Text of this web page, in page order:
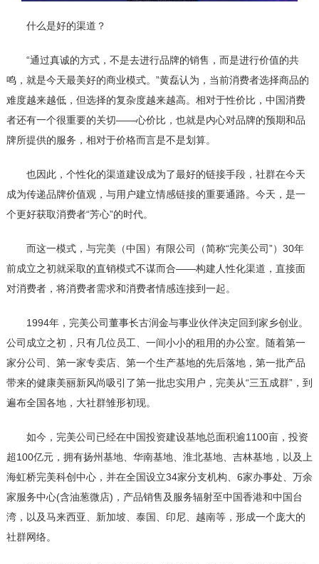
什么是好的渠道？
“通过真诚的方式，不是去进行品牌的销售，而是进行价值的共
鸣，就是今天最美好的商业模式。”黄磊认为，当前消费者选择商品的
难度越来越低，但选择的复杂度越来越高。相对于性价比，中国消费
者还有一个很重要的关切——心价比，也就是内心对品牌的预期和品
牌所提供的服务，相对于价格而言是不是划算。
也因此，个性化的渠道建设成为了最好的链接手段，社群在今天
成为传递品牌价值观，与用户建立情感链接的重要通路。今天，是一
个更好获取消费者“芳心”的时代。
而这一模式，与完美（中国）有限公司（简称“完美公司”）30年
前成立之初就采取的直销模式不谋而合——构建人性化渠道，直接面
对消费者，将消费者需求和消费者情感连接到一起。
1994年，完美公司董事长古润金与事业伙伴决定回到家乡创业。
公司成立之初，只有几位员工、一间小小的租用的办公室。随着第一
家分公司、第一家专卖店、第一个生产基地的先后落地，第一批产品
带来的健康美丽新风尚吸引了第一批忠实用户，完美从“三五成群”，到
遍布全国各地，大社群雏形初现。
如今，完美公司已经在中国投资建设基地总面积逾1100亩，投资
超100亿元，拥有扬州基地、华南基地、淮北基地、吉林基地，以及上
海虹桥完美科创中心，并在全国设立34家分支机构、6家办事处、万余
家服务中心(含油葱微店)，产品销售及服务辐射至中国香港和中国台
湾，以及马来西亚、新加坡、泰国、印尼、越南等，形成一个庞大的
社群网络。